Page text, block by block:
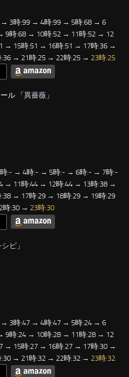
3時:99 → 4時:99 → 5時:68 → 6
9時:68 → 10時:52 → 11時:52 → 12
→ 15時:51 → 16時:51 → 17時:36 →
→ 21時:25 → 22時:25 → 23時:25
ル 「 異薔薇 」
:- → 4時:- → 5時:- → 6時:- → 7時:-
→ 11時:44 → 12時:44 → 13時:38 →
→ 17時:29 → 18時:29 → 19時:29
時:30 → 23時:30
シピ 」
3時:47 → 4時:47 → 5時:24 → 6
9時:24 → 10時:28 → 11時:28 → 12
→ 15時:27 → 16時:27 → 17時:30 →
→ 21時:32 → 22時:32 → 23時:32